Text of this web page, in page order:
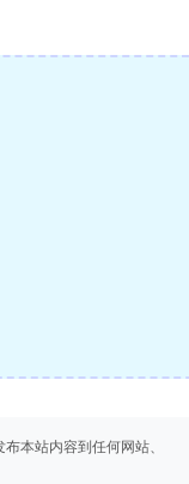
本站内容到任何网站、